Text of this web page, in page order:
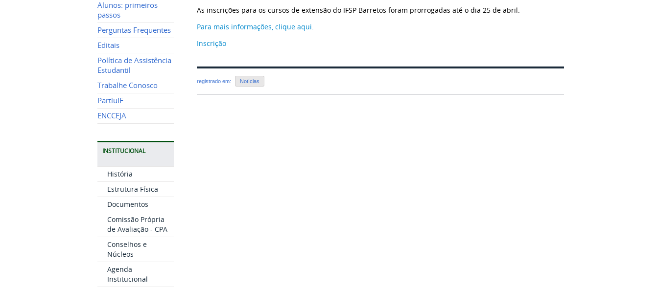
Alunos: primeiros
passos
Perguntas Frequentes
Editais
Política de Assistência
Estudantil
Trabalhe Conosco
PartiuIF
ENCCEJA
INSTITUCIONAL
História
Estrutura Física
Documentos
Comissão Própria
de Avaliação - CPA
Conselhos e
Núcleos
Agenda
Institucional
As inscrições para os cursos de extensão do IFSP Barretos foram prorrogadas até o dia 25 de abril.
Para mais informações, clique aqui.
Inscrição
registrado em: Notícias